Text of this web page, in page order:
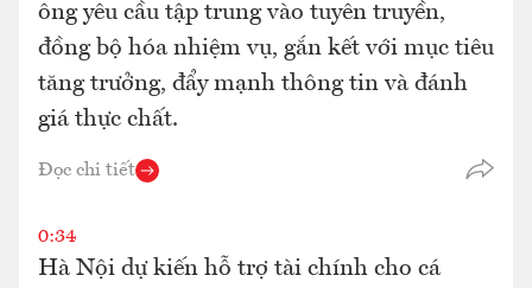
ông yêu cầu tập trung vào tuyên truyền,
đồng bộ hóa nhiệm vụ, gắn kết với mục tiêu
tăng trưởng, đẩy mạnh thông tin và đánh
giá thực chất.
Đọc chi tiết
0:34
Hà Nội dự kiến hỗ trợ tài chính cho cá